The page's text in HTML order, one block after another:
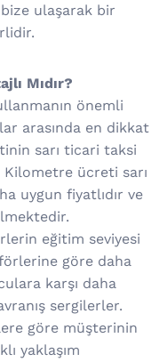
ulaşarak bir
Mıdır?
önemli
arasında en dikkat
sarı ticari taksi
Kilometre ücreti sarı
uygun fiyatlıdır ve
eğitim seviyesi
göre daha
karşı daha
sergilerler.
göre müşterinin
yaklaşım